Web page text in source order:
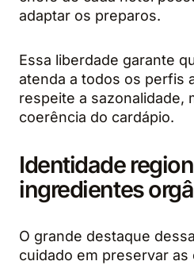
adaptar os preparos.
Essa liberdade garante
atenda a todos os perfis
respeite a sazonalidade,
coerência do cardápio.
Identidade
ingredientes
O grande destaque
cuidado em preservar